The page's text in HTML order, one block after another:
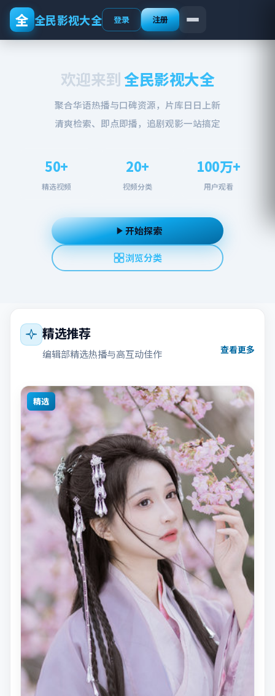
全 全民影视大全 登录 注册
欢迎来到全民影视大全
聚合华语热播与口碑资源，片库日日上新
清爽检索、即点即播，追剧观影一站搞定
50+
精选视频
20+
视频分类
100万+
用户观看
开始探索
浏览分类
精选推荐
编辑部精选热播与高互动佳作 查看更多
精选